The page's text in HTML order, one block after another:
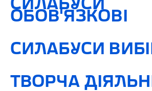
СИЛАБУСИ
ОБОВ'ЯЗКОВІ
СИЛАБУСИ
ТВОРЧА